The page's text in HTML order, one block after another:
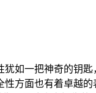
如一把神奇的钥
方面也有着卓越